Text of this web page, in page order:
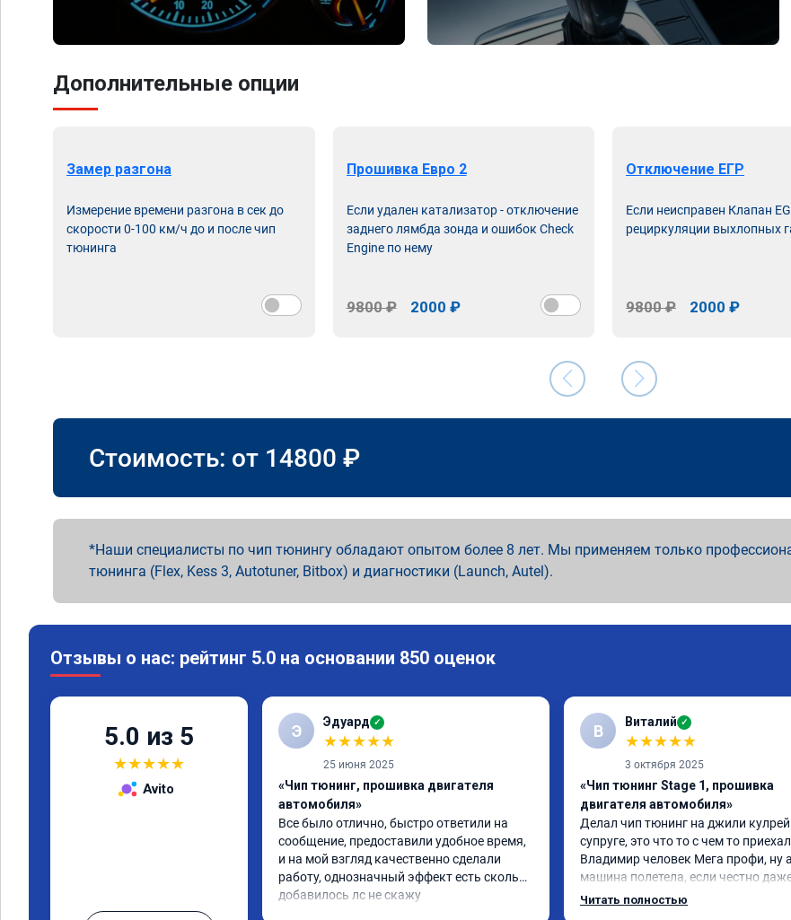
Дополнительные опции
Замер разгона
Измерение времени разгона в сек до
скорости 0-100 км/ч до и после чип
тюнинга
Прошивка Евро 2
Если удален катализатор - отключение
заднего лямбда зонда и ошибок Check
Engine по нему
9800 ₽ 2000 ₽
Отключение ЕГР
Если неисправен Клапан
рециркуляции выхлопных
9800 ₽ 2000 ₽
Стоимость: от 14800 ₽
Наши специалисты по чип тюнингу обладают опытом более 8 лет. Мы применяем только
тюнинга (Flex, Kess 3, Autotuner, Bitbox) и диагностики (Launch, Autel).
Отзывы о нас: рейтинг 5.0 на основании 850 оценок
5.0 из 5
★★★★★
Avito
Э Эдуард ✓
★★★★★
25 июня 2025
«Чип тюнинг, прошивка двигателя
автомобиля»
Все было отлично, быстро ответили на
сообщение, предоставили удобное время,
и на мой взгляд качественно сделали
работу, однозначный эффект есть сколько
добавилось лс не скажу
В Виталий ✓
★★★★★
3 октября 2025
«Чип тюнинг Stage 1, прошивка
двигателя автомобиля»
Делал чип тюнинг на джили кулрей
супруге, это что то с чем то приехал
Владимир человек Мега профи, ну а
машина полетела, если честно
страшно было, спасибо огромное.
Читать полностью